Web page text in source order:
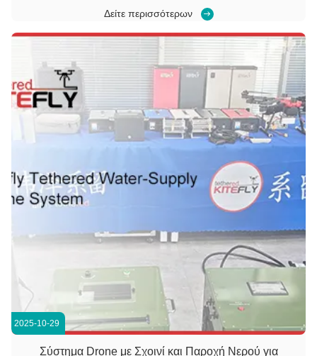
στροβίλου, τα ηλεκτρικά εξαρτήματα, τα πτερύγια και τις
γεννήτριες. Υπολογίζεται ότιΗ αστραπή αντιπροσωπεύει το
80% όλων των απαιτήσε...
Δείτε περισσότερων
2025-10-29
Σύστημα Drone με Σχοινί και Παροχή Νερού για